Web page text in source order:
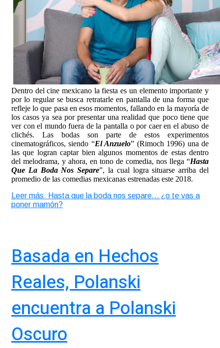
Dentro del cine mexicano la fiesta es un elemento importante y
por lo regular se busca retratarle en pantalla de una forma que
refleje lo que pasa en esos momentos, fallando en la mayoría de
los casos ya sea por presentar una realidad que poco tiene que
ver con el mundo fuera de la pantalla o por caer en el abuso de
clichés. Las bodas son parte de estos experimentos
cinematográficos, siendo “El Anzuelo” (Rimoch 1996) una de
las que logran captar bien algunos momentos de estas dentro
del melodrama, y ahora, en tono de comedia, nos llega “Hasta
Que La Boda Nos Separe”, la cual logra situarse arriba del
promedio de las comedias mexicanas estrenadas este 2018.
Leer más: Hasta que la boda nos separe… ¿o te vas a
poner mamón?
Basada en Hechos
Reales, Polanski
encuentra a Polanski
Oscuro